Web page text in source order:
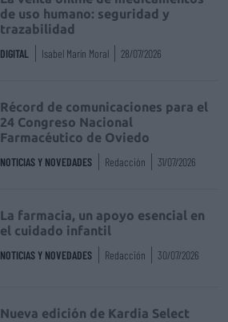
de uso humano: seguridad y
trazabilidad
DIGITAL Isabel Marín Moral 28/07/2026
Récord de comunicaciones para el
24 Congreso Nacional
Farmacéutico de Oviedo
NOTICIAS Y NOVEDADES Redacción 31/07/2026
La farmacia, un apoyo esencial en
el cuidado infantil
NOTICIAS Y NOVEDADES Redacción 30/07/2026
Nueva edición de Kardia Select